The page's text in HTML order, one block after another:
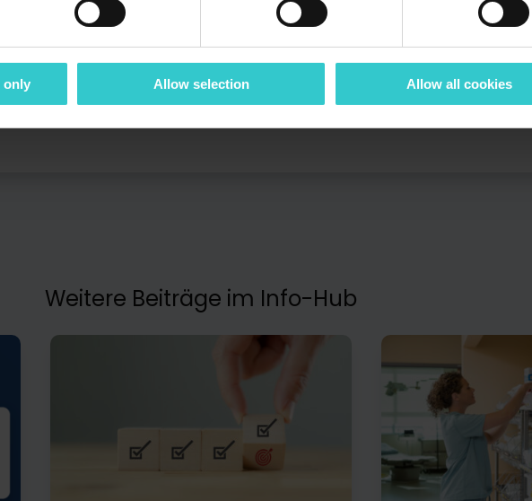
only Allow selection Allow all cookies
den Abbeel
Weitere Beiträge im Info-Hub